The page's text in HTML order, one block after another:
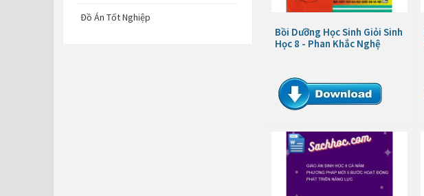
Đồ Án Tốt Nghiệp
Bồi Dưỡng Học Sinh Giỏi Sinh
Học 8 - Phan Khắc Nghệ